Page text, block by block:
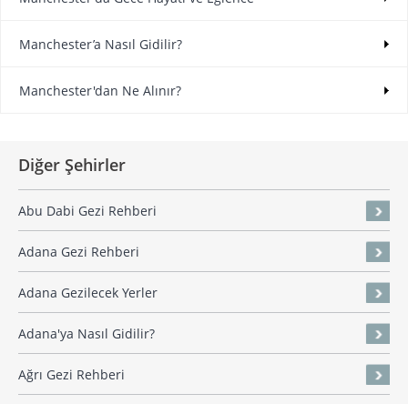
Manchester’a Nasıl Gidilir?
Manchester'dan Ne Alınır?
Diğer Şehirler
Abu Dabi Gezi Rehberi
Adana Gezi Rehberi
Adana Gezilecek Yerler
Adana'ya Nasıl Gidilir?
Ağrı Gezi Rehberi